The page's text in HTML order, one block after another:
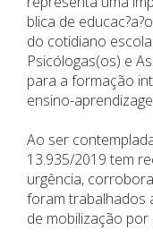
blica de
do cotidiano
Psicólogas(os) e
para a formação
ensino-
Ao ser
13.935/2019 tem
urgência,
foram trabalhados
de mobilização